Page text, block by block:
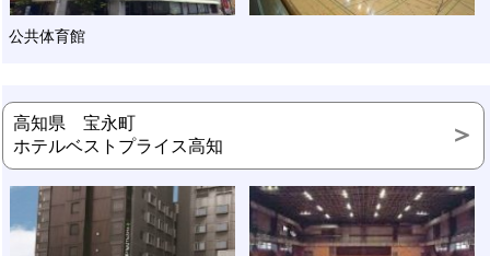
公共体育館
高知県 宝永町
ホテルベストプライス高知